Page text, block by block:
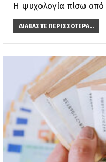
Η ψυχολογία πίσω από
ΔΙΑΒΆΣΤΕ ΠΕΡΙΣΣΌΤΕΡΑ...